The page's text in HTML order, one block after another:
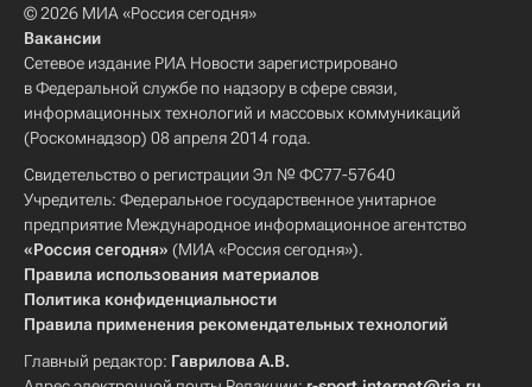
© 2026 МИА «Россия сегодня»
Вакансии
Сетевое издание РИА Новости зарегистрировано
в Федеральной службе по надзору в сфере связи,
информационных технологий и массовых коммуникаций
(Роскомнадзор) 08 апреля 2014 года.
Свидетельство о регистрации Эл № ФС77-57640
Учредитель: Федеральное государственное унитарное
предприятие Международное информационное агентство
«Россия сегодня» (МИА «Россия сегодня»).
Правила использования материалов
Политика конфиденциальности
Правила применения рекомендательных технологий
Главный редактор: Гаврилова А.В.